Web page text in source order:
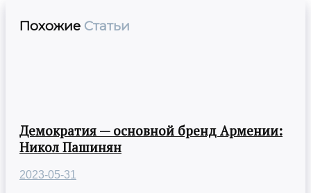
Похожие Статьи
Демократия — основной бренд Армении:
Никол Пашинян
2023-05-31